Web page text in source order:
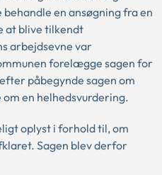
en ansøgning fra en
at blive tilkendt
arbejdsevne var
forelægge sagen for
påbegynde sagen om
en helhedsvurdering.
oplyst i forhold til, om
Sagen blev derfor